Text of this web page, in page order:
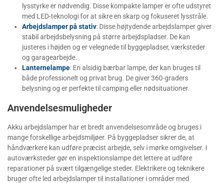
lysstyrke er nødvendig. Disse kompakte lamper er ofte udstyret
med LED-teknologi for at sikre en skarp og fokuseret lysstråle.
Arbejdslamper på stativ: Disse højtydende arbejdslamper giver
stabil arbejdsbelysning på større arbejdspladser. De kan
justeres i højden og er velegnede til byggepladser, værksteder
og garagearbejde.
Lanternelampe: En alsidig bærbar lampe, der kan bruges til
både professionelt og privat brug. De giver 360-graders
belysning og er perfekte til camping eller nødsituationer.
Anvendelsesmuligheder
Akku arbejdslamper har et bredt anvendelsesområde og bruges i
mange forskellige arbejdsmiljøer. På byggepladser sikrer de, at
håndværkere kan udføre præcist arbejde, selv i mørke omgivelser. I
autoværksteder gør en inspektionslampe det lettere at udføre
reparationer på svært tilgængelige steder. Elektrikere og teknikere
bruger ofte led arbejdslamper til installationer i områder med